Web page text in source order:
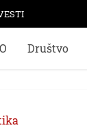
Društvo